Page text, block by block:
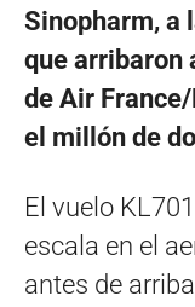
Sinopharm, a
que arribaron
de Air
el millón de
El vuelo
escala en el
antes de